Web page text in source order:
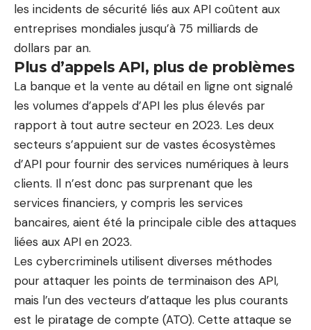
les incidents de sécurité liés aux API coûtent aux
entreprises mondiales jusqu’à 75 milliards de
dollars par an.
Plus d’appels API, plus de problèmes
La banque et la vente au détail en ligne ont signalé
les volumes d’appels d’API les plus élevés par
rapport à tout autre secteur en 2023. Les deux
secteurs s’appuient sur de vastes écosystèmes
d’API pour fournir des services numériques à leurs
clients. Il n’est donc pas surprenant que les
services financiers, y compris les services
bancaires, aient été la principale cible des attaques
liées aux API en 2023.
Les cybercriminels utilisent diverses méthodes
pour attaquer les points de terminaison des API,
mais l’un des vecteurs d’attaque les plus courants
est le piratage de compte (ATO). Cette attaque se